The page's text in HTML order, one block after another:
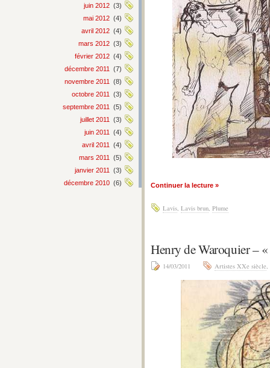
juin 2012 (3)
mai 2012 (4)
avril 2012 (4)
mars 2012 (3)
février 2012 (4)
décembre 2011
(7)
novembre 2011
(8)
octobre 2011
(3)
septembre 2011
(5)
juillet 2011
(3)
juin 2011
(4)
avril 2011
(4)
mars 2011
(5)
janvier 2011
(3)
décembre 2010 (6) Continuer la lecture »
Lavis, Lavis brun, Plume
Henry de Waroquier –
14/03/2011 Artistes XXe siècle,